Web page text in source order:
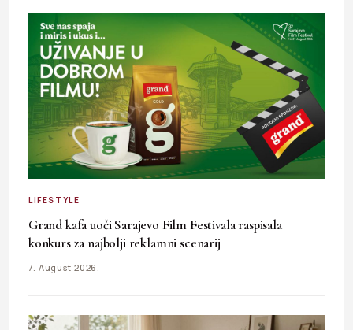
LIFESTYLE
Grand kafa uoči Sarajevo Film Festivala raspisala
konkurs za najbolji reklamni scenarij
7. August 2026.